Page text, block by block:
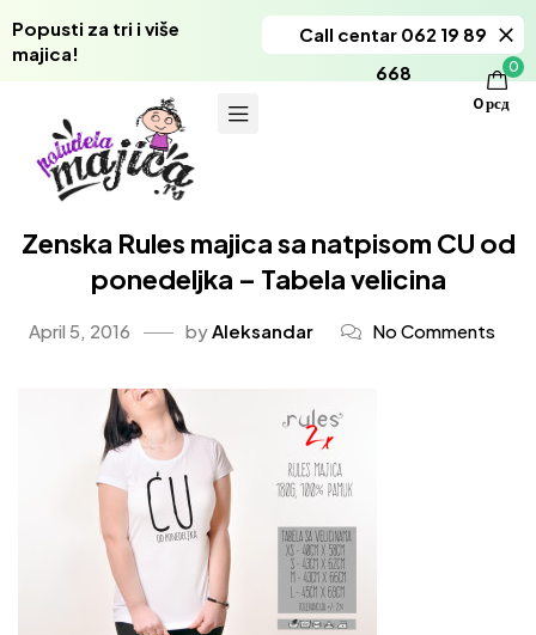
Popusti za tri i više
majica!
Call centar 062 19 89
668
0
0рсд
Zenska Rules majica sa natpisom CU od
ponedeljka – Tabela velicina
April 5, 2016 byAleksandar No Comments